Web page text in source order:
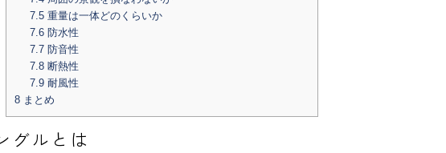
7.5 重量は一体どのくらいか
7.6 防水性
7.7 防音性
7.8 断熱性
7.9 耐風性
8まとめ
グルとは